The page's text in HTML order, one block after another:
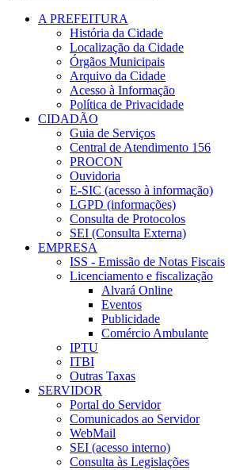
A PREFEITURA
História da Cidade
Localização da Cidade
Órgãos Municipais
Arquivo da Cidade
Acesso à Informação
Política de Privacidade
CIDADÃO
Guia de Serviços
Central de Atendimento 156
PROCON
Ouvidoria
E-SIC (acesso à informação)
LGPD (informações)
Consulta de Protocolos
SEI (Consulta Externa)
EMPRESA
ISS - Emissão de Notas Fiscais
Licenciamento e fiscalização
Alvará Online
Eventos
Publicidade
Comércio Ambulante
IPTU
ITBI
Outras Taxas
SERVIDOR
Portal do Servidor
Comunicados ao Servidor
WebMail
SEI (acesso interno)
Consulta às Legislações